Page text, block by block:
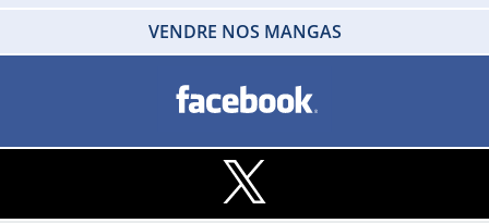
VENDRE NOS MANGAS